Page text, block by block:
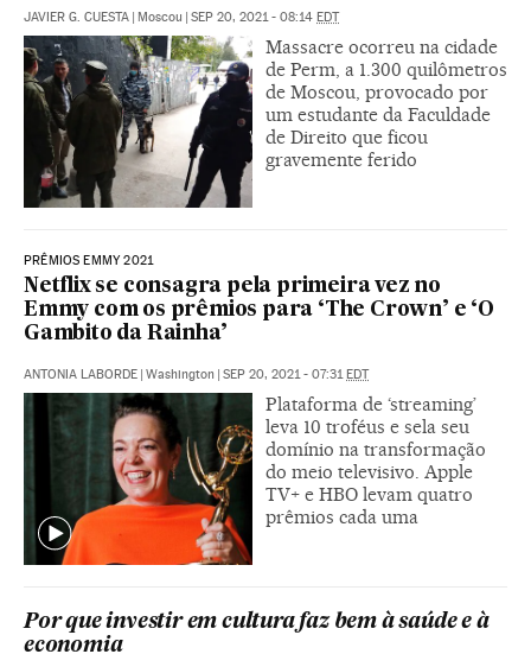
JAVIER G. CUESTA | Moscou | SEP 20, 2021 - 08:14 EDT
Massacre ocorreu na cidade
de Perm, a 1.300 quilômetros
de Moscou, provocado por
um estudante da Faculdade
de Direito que ficou
gravemente ferido
PRÊMIOS EMMY 2021
Netflix se consagra pela primeira vez no
Emmy com os prêmios para ‘The Crown’ e ‘O
Gambito da Rainha’
ANTONIA LABORDE | Washington | SEP 20, 2021 - 07:31EDT
Plataforma de ‘streaming’
leva 10 troféus e sela seu
domínio na transformação
do meio televisivo. Apple
TV+ e HBO levam quatro
prêmios cada uma
Por que investir em cultura faz bem à saúde e à
economia